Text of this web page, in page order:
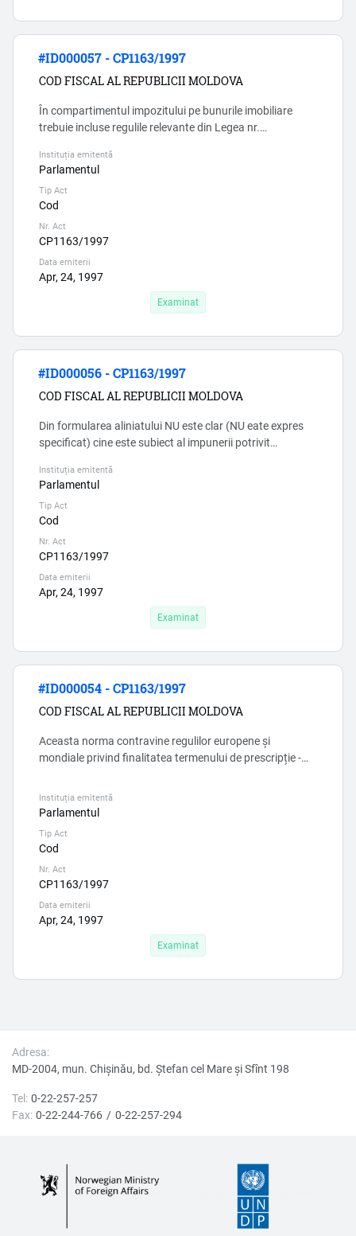
#ID000057 - CP1163/1997
COD FISCAL AL REPUBLICII MOLDOVA
În compartimentul impozitului pe bunurile imobiliare
trebuie incluse regulile relevante din Legea nr.
reglementează reguli fiscale la unul și același subiect
contravine art. 3 CF si sporeste riscul erorilor si,
Instituția emitentă
Parlamentul
Tip Act
Cod
Nr. Act
CP1163/1997
Data emiterii
Apr, 24, 1997
Examinat
#ID000056 - CP1163/1997
COD FISCAL AL REPUBLICII MOLDOVA
Din formularea aliniatului NU este clar (NU eate expres
specificat) cine este subiect al impunerii potrivit
gospodăriile ţărăneşti și întreprinzătorii individuali sunt
subiecții ai impunerii al regimului fiscal AI SECTORULUI
ÎNTREPRINDERILOR MICI ŞI MIJLOCII (conform
capitolului Capitolul 7 1 (prim)) , doar în cazul în care in...
Instituția emitentă
Parlamentul
Tip Act
Cod
Nr. Act
CP1163/1997
Data emiterii
Apr, 24, 1997
Examinat
#ID000054 - CP1163/1997
COD FISCAL AL REPUBLICII MOLDOVA
Aceasta norma contravine regulilor europene și
mondiale privind finalitatea termenului de prescripție -
loc pentru abuz si coruptie.
Instituția emitentă
Parlamentul
Tip Act
Cod
Nr. Act
CP1163/1997
Data emiterii
Apr, 24, 1997
Examinat
Adresa:
MD-2004, mun. Chișinău, bd. Ştefan cel Mare şi Sfînt 198
Tel: 0-22-257-257
Fax: 0-22-244-766 0-22-257-294